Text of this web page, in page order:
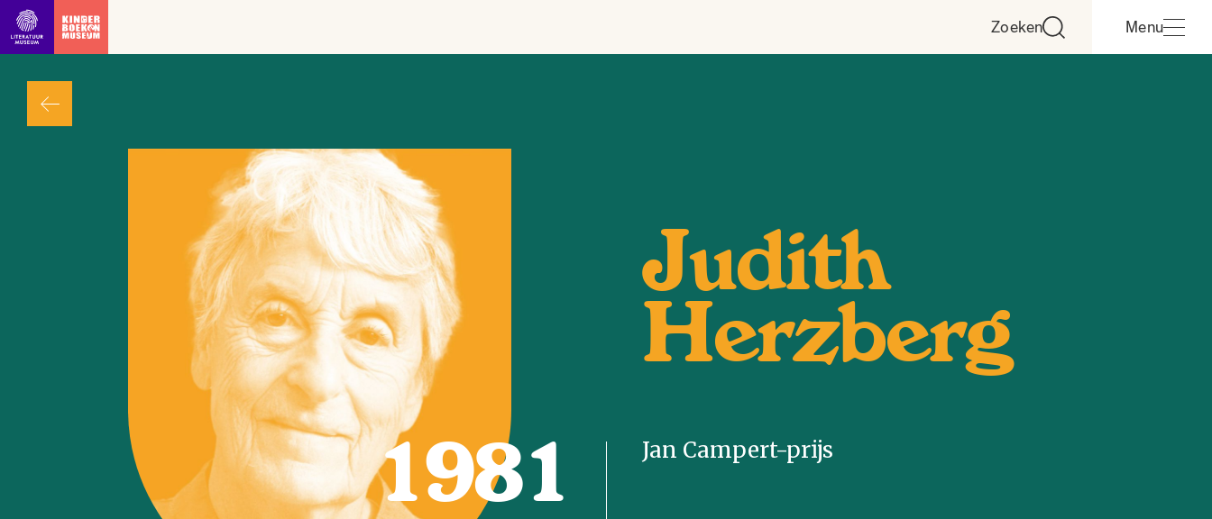
Ga direct naar inhoud Zoeken Menu
Judith
Herzberg
1981
Jan Campert-prijs